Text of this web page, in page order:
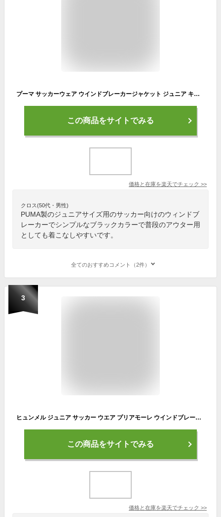
プーマ サッカーウェア ウインドブレーカージャケット ジュニア キッズ サッカー TEAMRISE サイドライン ジャケット 657650-03 PUMA
この商品をサイトでみる
価格と在庫を楽天でチェック >>
クロス(50代・男性)
PUMA製のジュニアサイズ用のサッカー向けのウィンドブ
レーカーでシンプルなブラックカラーで普段のアウター用
としても着こなしやすいです。
全てのおすすめコメント（2件）
3
ヒュンメル ジュニア サッカー ウエア プリアモーレ ウインドブレーカージャケット HJW2085 あす楽
この商品をサイトでみる
価格と在庫を楽天でチェック >>